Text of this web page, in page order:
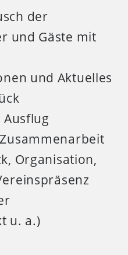
der
und Gäste mit
und Aktuelles
Ausflug
Organisation,
u. a.)